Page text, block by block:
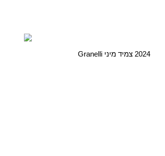
2024 צמיד מיני Granelli